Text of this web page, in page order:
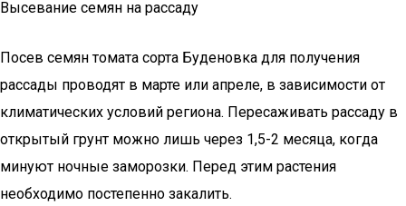
Высевание семян на рассаду
Посев семян томата сорта Буденовка для получения
рассады проводят в марте или апреле, в зависимости от
климатических условий региона. Пересаживать рассаду в
открытый грунт можно лишь через 1,5-2 месяца, когда
минуют ночные заморозки. Перед этим растения
необходимо постепенно закалить.